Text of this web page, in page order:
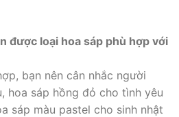
được loại hoa sáp phù hợp với
bạn nên cân nhắc người
hoa sáp hồng đỏ cho tình yêu
sáp màu pastel cho sinh nhật